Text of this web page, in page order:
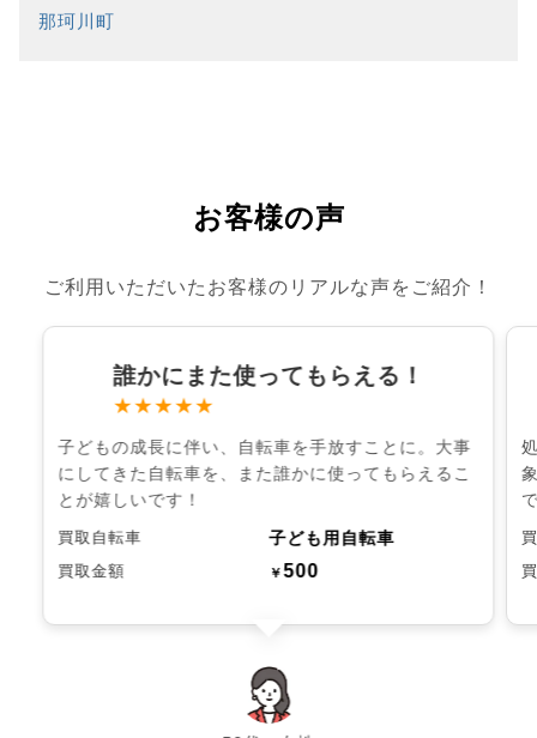
那珂川町
お客様の声
ご利用いただいたお客様のリアルな声をご紹介！
誰かにまた使ってもらえる！
★★★★★
子どもの成長に伴い、自転車を手放すことに。大事
にしてきた自転車を、また誰かに使ってもらえるこ
とが嬉しいです！
買取自転車 子ども用自転車
買取金額 ￥500
chevron_left chevron_right